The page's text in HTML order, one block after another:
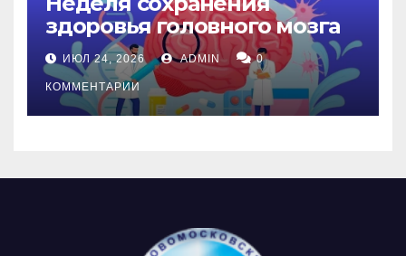
здоровья головного мозга
ИЮЛ 24, 2026 ADMIN 0
КОММЕНТАРИИ